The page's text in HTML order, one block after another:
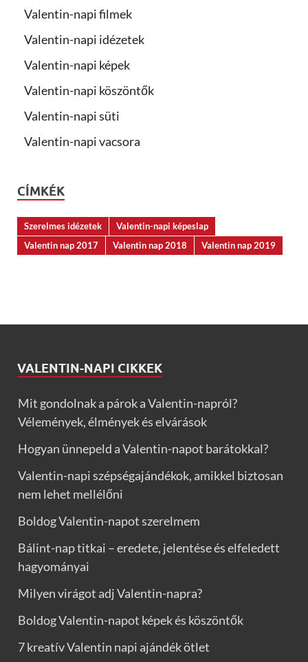
Valentin-napi filmek
Valentin-napi idézetek
Valentin-napi képek
Valentin-napi köszöntők
Valentin-napi süti
Valentin-napi vacsora
CÍMKÉK
Szerelmes idézetek
Valentin-napi képeslap
Valentin nap 2017
Valentin nap 2018 Valentin nap 2019
VALENTIN-NAPI CIKKEK
Mit gondolnak a párok a Valentin-napról?
Vélemények, élmények és elvárások
Hogyan ünnepeld a Valentin-napot barátokkal?
Valentin-napi szépségajándékok, amikkel biztosan
nem lehet mellélőni
Boldog Valentin-napot szerelmem
Bálint-nap titkai – eredete, jelentése és elfeledett
hagyományai
Milyen virágot adj Valentin-napra?
Boldog Valentin-napot képek és köszöntők
7 kreatív Valentin napi ajándék ötlet